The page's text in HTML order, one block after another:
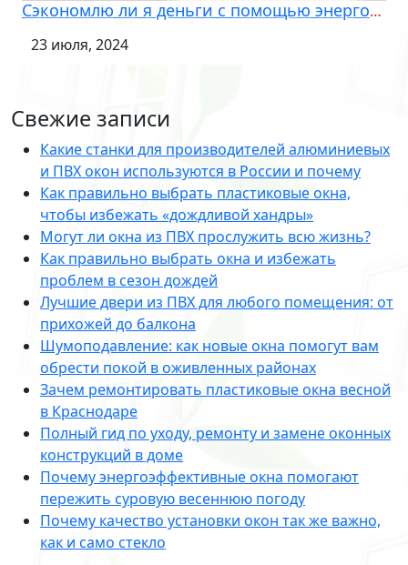
Сэкономлю ли я деньги с помощью энергоэффективных окон?
23 июля, 2024
Свежие записи
Какие станки для производителей алюминиевых
и ПВХ окон используются в России и почему
Как правильно выбрать пластиковые окна,
чтобы избежать «дождливой хандры»
Могут ли окна из ПВХ прослужить всю жизнь?
Как правильно выбрать окна и избежать
проблем в сезон дождей
Лучшие двери из ПВХ для любого помещения: от
прихожей до балкона
Шумоподавление: как новые окна помогут вам
обрести покой в оживленных районах
Зачем ремонтировать пластиковые окна весной
в Краснодаре
Полный гид по уходу, ремонту и замене оконных
конструкций в доме
Почему энергоэффективные окна помогают
пережить суровую весеннюю погоду
Почему качество установки окон так же важно,
как и само стекло